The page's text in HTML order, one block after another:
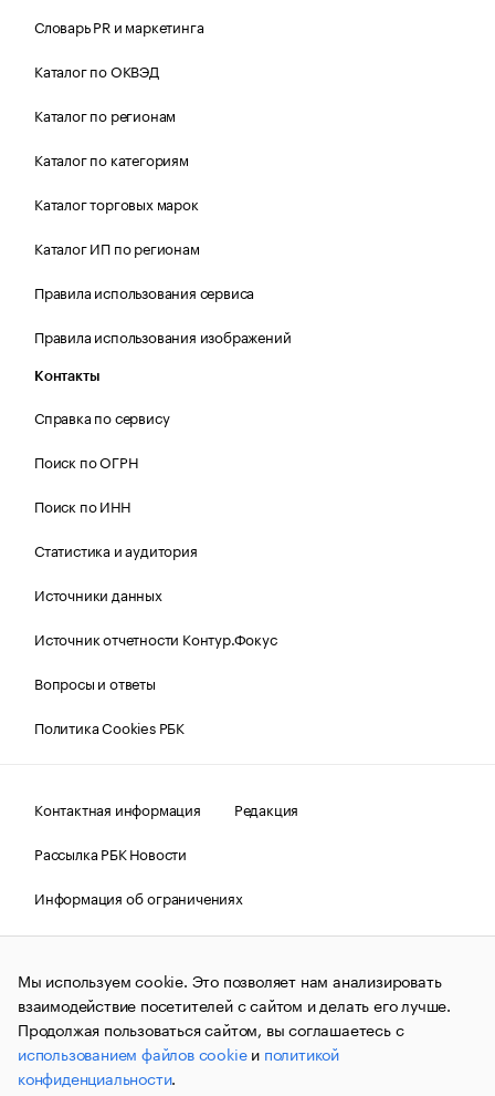
Словарь PR и маркетинга
Каталог по ОКВЭД
Каталог по регионам
Каталог по категориям
Каталог торговых марок
Каталог ИП по регионам
Правила использования сервиса
Правила использования изображений
Контакты
Справка по сервису
Поиск по ОГРН
Поиск по ИНН
Статистика и аудитория
Источники данных
Источник отчетности Контур.Фокус
Вопросы и ответы
Политика Cookies РБК
Контактная информация
Редакция
Рассылка РБК Новости
Информация об ограничениях
Правовая информация
О соблюдении авторских прав
© АО «РОСБИЗНЕСКОНСАЛТИНГ»,1995–2026.Сообщения
и материалы информационного агентства «РБК»
(зарегистрировано Федеральной службой по надзору в сфере
связи, информационных технологий и массовых
коммуникаций (Роскомнадзор) 09.12.2015 за номером ИА
№ФС77-63848) сопровождаются пометкой «РБК». Отдельные
публикации могут содержать информацию,
Мы используем cookie. Это позволяет нам анализировать
взаимодействие посетителей с сайтом и делать его лучше.
Продолжая пользоваться сайтом, вы соглашаетесь с
использованием файлов cookieи политикой
конфиденциальности.